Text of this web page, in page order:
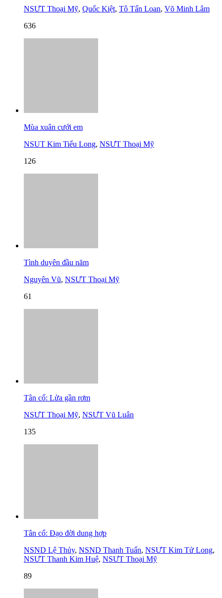
NSƯT Thoại Mỹ, Quốc Kiệt, Tô Tấn Loan, Võ Minh Lâm
636
Mùa xuân cưới em
NSUT Kim Tiểu Long, NSƯT Thoại Mỹ
126
Tình duyên đầu năm
Nguyên Vũ, NSƯT Thoại Mỹ
61
Tân cổ: Lửa gần rơm
NSƯT Thoại Mỹ, NSƯT Vũ Luân
135
Tân cổ: Đạo đời dung hợp
NSND Lệ Thủy, NSND Thanh Tuấn, NSƯT Kim Tử Long,
NSƯT Thanh Kim Huệ, NSƯT Thoại Mỹ
89